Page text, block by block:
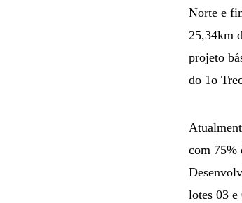
Norte e
25,34km
projeto
do 1o
com 75%
lotes 03 e